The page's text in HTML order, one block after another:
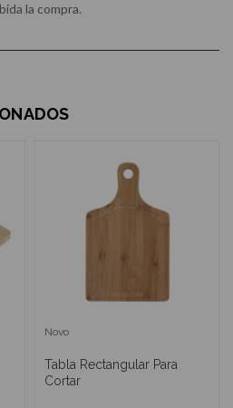
la compra.
Novo
Tabla Rectangular Para
Cortar